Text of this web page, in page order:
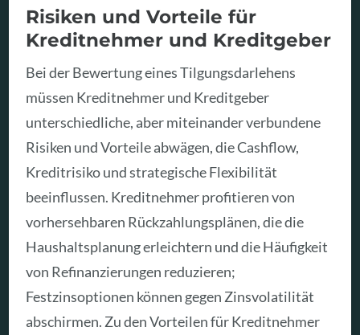
Risiken und Vorteile für
Kreditnehmer und Kreditgeber
Bei der Bewertung eines Tilgungsdarlehens
müssen Kreditnehmer und Kreditgeber
unterschiedliche, aber miteinander verbundene
Risiken und Vorteile abwägen, die Cashflow,
Kreditrisiko und strategische Flexibilität
beeinflussen. Kreditnehmer profitieren von
vorhersehbaren Rückzahlungsplänen, die die
Haushaltsplanung erleichtern und die Häufigkeit
von Refinanzierungen reduzieren;
Festzinsoptionen können gegen Zinsvolatilität
abschirmen. Zu den Vorteilen für Kreditnehmer